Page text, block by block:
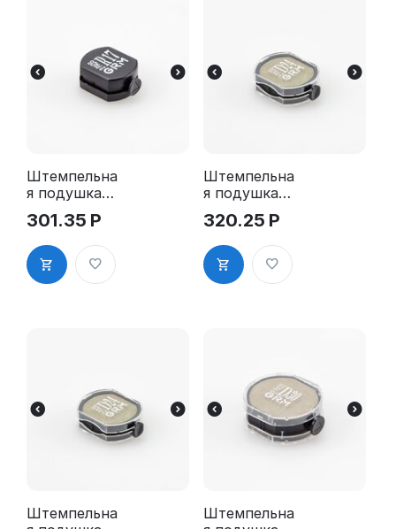
Штемпельна
я подушка
для GRM R17
2Pads
301.35 Р
Штемпельна
я подушка
для GRM
R24 2Pads
320.25 Р
Штемпельна
Штемпельна